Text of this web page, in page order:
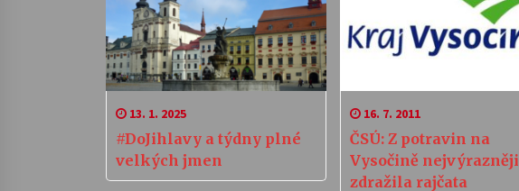
13. 1. 2025
#DoJihlavy a týdny plné
velkých jmen
16. 7. 2011
ČSÚ: Z potravin na
Vysočině nejvýrazněji
zdražila rajčata